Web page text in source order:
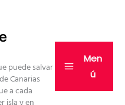
puede salvar
Canarias
a cada
Men
ú